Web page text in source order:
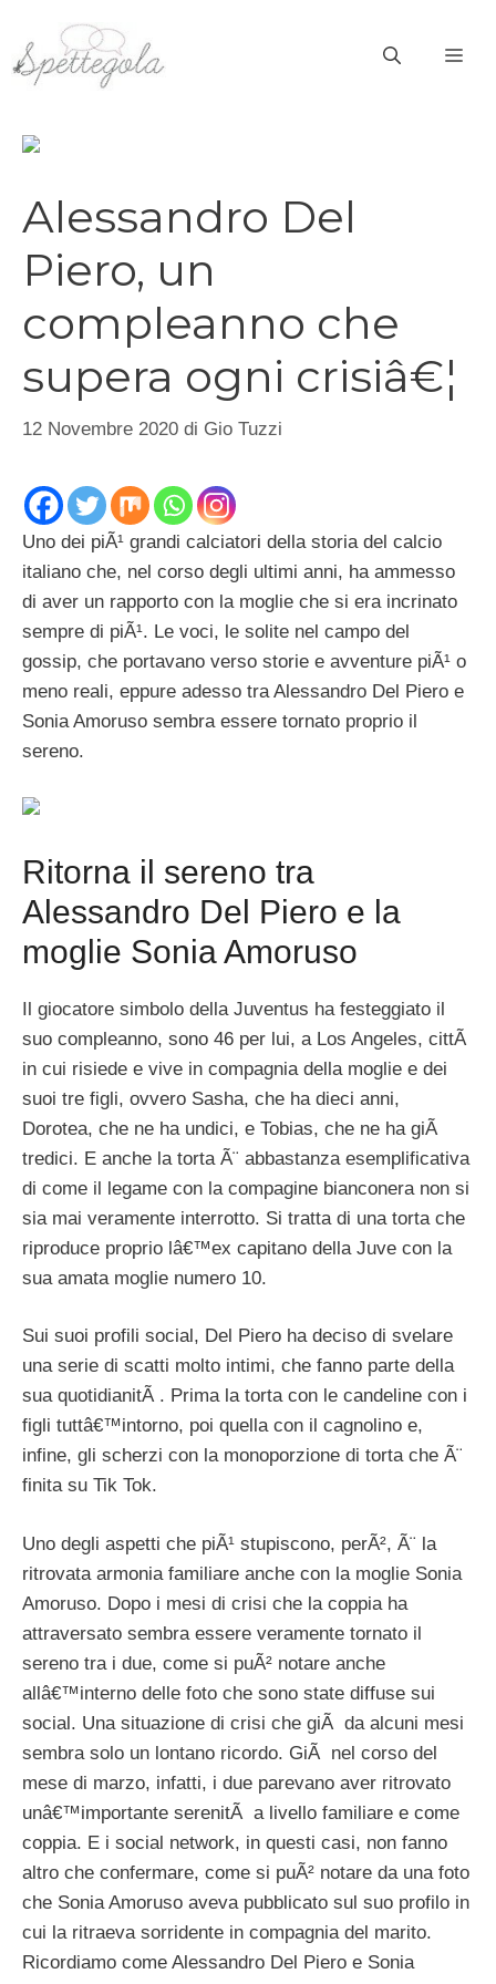
contenuto
Alessandro Del
Piero, un
compleanno che
supera ogni crisiâ€¦
12 Novembre 2020 di Gio Tuzzi
Uno dei piÃ¹ grandi calciatori della storia del calcio
italiano che, nel corso degli ultimi anni, ha ammesso
di aver un rapporto con la moglie che si era incrinato
sempre di piÃ¹. Le voci, le solite nel campo del
gossip, che portavano verso storie e avventure piÃ¹ o
meno reali, eppure adesso tra Alessandro Del Piero e
Sonia Amoruso sembra essere tornato proprio il
sereno.
Ritorna il sereno tra
Alessandro Del Piero e la
moglie Sonia Amoruso
Il giocatore simbolo della Juventus ha festeggiato il
suo compleanno, sono 46 per lui, a Los Angeles, cittÃ
in cui risiede e vive in compagnia della moglie e dei
suoi tre figli, ovvero Sasha, che ha dieci anni,
Dorotea, che ne ha undici, e Tobias, che ne ha giÃ
tredici. E anche la torta Ã¨ abbastanza esemplificativa
di come il legame con la compagine bianconera non si
sia mai veramente interrotto. Si tratta di una torta che
riproduce proprio lâ€™ex capitano della Juve con la
sua amata moglie numero 10.
Sui suoi profili social, Del Piero ha deciso di svelare
una serie di scatti molto intimi, che fanno parte della
sua quotidianitÃ . Prima la torta con le candeline con i
figli tuttâ€™intorno, poi quella con il cagnolino e,
infine, gli scherzi con la monoporzione di torta che Ã¨
finita su Tik Tok.
Uno degli aspetti che piÃ¹ stupiscono, perÃ², Ã¨ la
ritrovata armonia familiare anche con la moglie Sonia
Amoruso. Dopo i mesi di crisi che la coppia ha
attraversato sembra essere veramente tornato il
sereno tra i due, come si puÃ² notare anche
allâ€™interno delle foto che sono state diffuse sui
social. Una situazione di crisi che giÃ da alcuni mesi
sembra solo un lontano ricordo. GiÃ nel corso del
mese di marzo, infatti, i due parevano aver ritrovato
unâ€™importante serenitÃ a livello familiare e come
coppia. E i social network, in questi casi, non fanno
altro che confermare, come si puÃ² notare da una foto
che Sonia Amoruso aveva pubblicato sul suo profilo in
cui la ritraeva sorridente in compagnia del marito.
Ricordiamo come Alessandro Del Piero e Sonia